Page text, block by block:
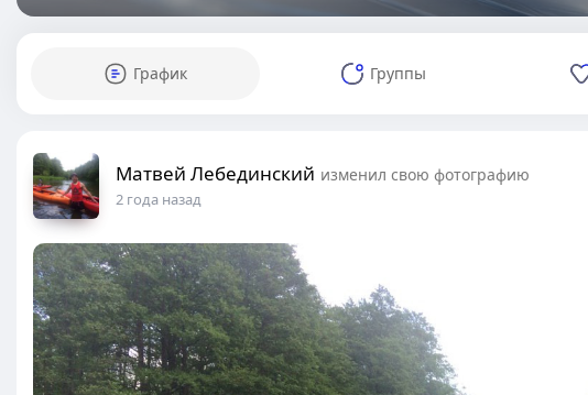
График Группы
Матвей Лебединский изменил свою фотографию
2 года назад